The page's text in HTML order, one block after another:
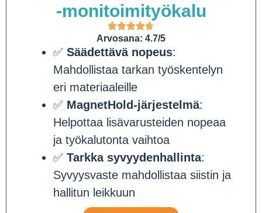
-monitoimityökalu
Arvosana: 4.7/5
✅ Säädettävä nopeus:
Mahdollistaa tarkan työskentelyn
eri materiaaleille
✅ MagnetHold-järjestelmä:
Helpottaa lisävarusteiden nopeaa
ja työkalutonta vaihtoa
✅ Tarkka syvyydenhallinta:
Syvyysvaste mahdollistaa siistin ja
hallitun leikkuun